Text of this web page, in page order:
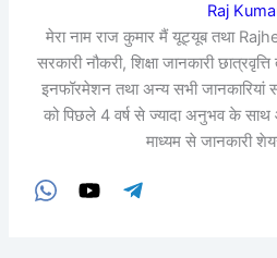
Raj
मेरा नाम राज कुमार मैं यूट्यूब तथा
सरकारी नौकरी, शिक्षा जानकारी
इनफॉरमेशन तथा अन्य सभी जानकारियां
को पिछले 4 वर्ष से ज्यादा अनुभव के
माध्यम से जानकारी